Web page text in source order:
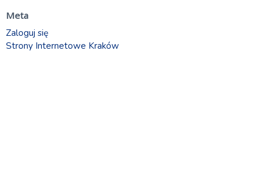
Meta
Zaloguj się
Strony Internetowe Kraków